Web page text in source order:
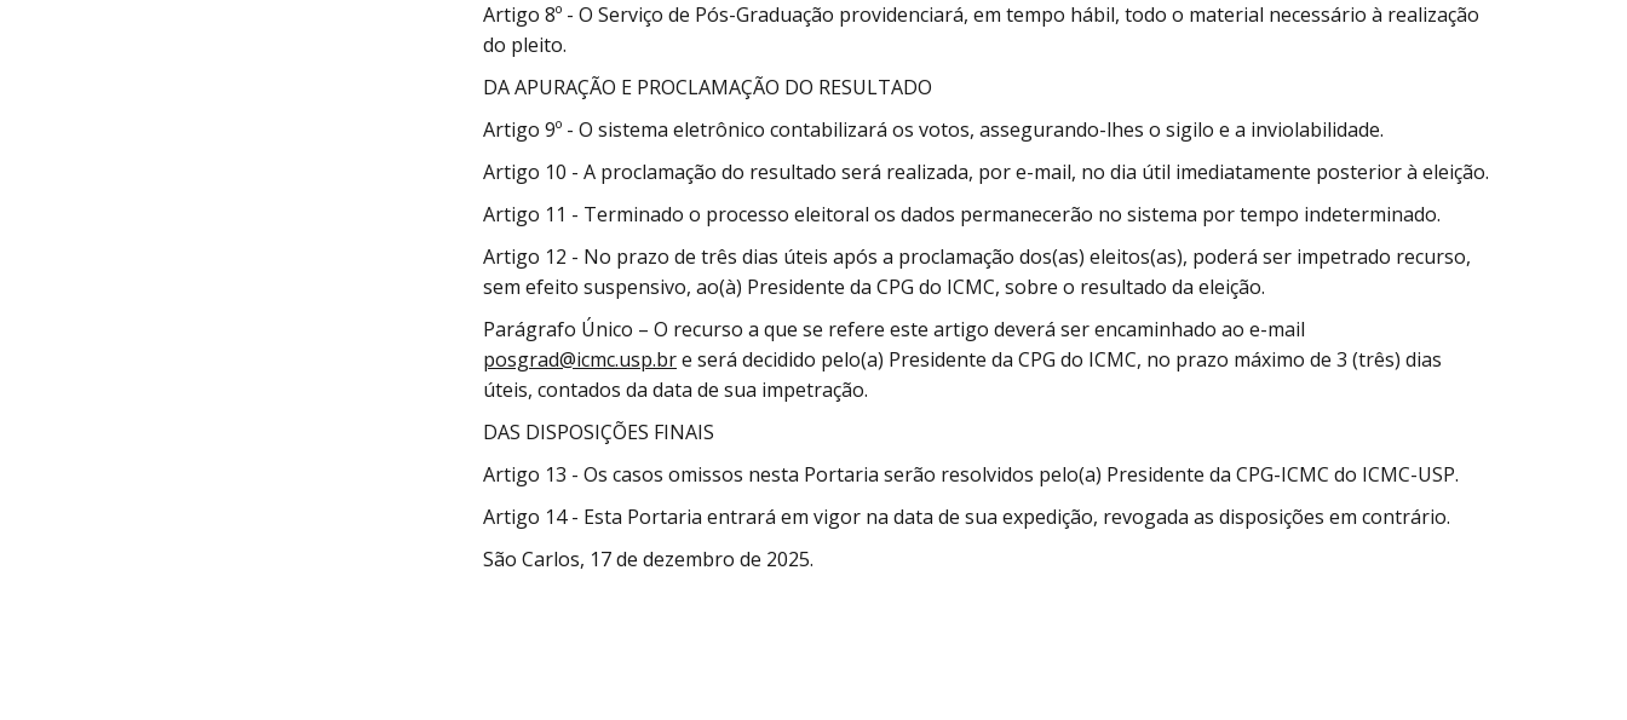
Artigo 8º - O Serviço de Pós-Graduação providenciará, em tempo hábil, todo o material necessário à realização
do pleito.
DA APURAÇÃO E PROCLAMAÇÃO DO RESULTADO
Artigo 9º - O sistema eletrônico contabilizará os votos, assegurando-lhes o sigilo e a inviolabilidade.
Artigo 10 - A proclamação do resultado será realizada, por e-mail, no dia útil imediatamente posterior à eleição.
Artigo 11 - Terminado o processo eleitoral os dados permanecerão no sistema por tempo indeterminado.
Artigo 12 - No prazo de três dias úteis após a proclamação dos(as) eleitos(as), poderá ser impetrado recurso,
sem efeito suspensivo, ao(à) Presidente da CPG do ICMC, sobre o resultado da eleição.
Parágrafo Único – O recurso a que se refere este artigo deverá ser encaminhado ao e-mail
posgrad@icmc.usp.bre será decidido pelo(a) Presidente da CPG do ICMC, no prazo máximo de 3 (três) dias
úteis, contados da data de sua impetração.
DAS DISPOSIÇÕES FINAIS
Artigo 13 - Os casos omissos nesta Portaria serão resolvidos pelo(a) Presidente da CPG-ICMC do ICMC-USP.
Artigo 14 - Esta Portaria entrará em vigor na data de sua expedição, revogada as disposições em contrário.
São Carlos, 17 de dezembro de 2025.